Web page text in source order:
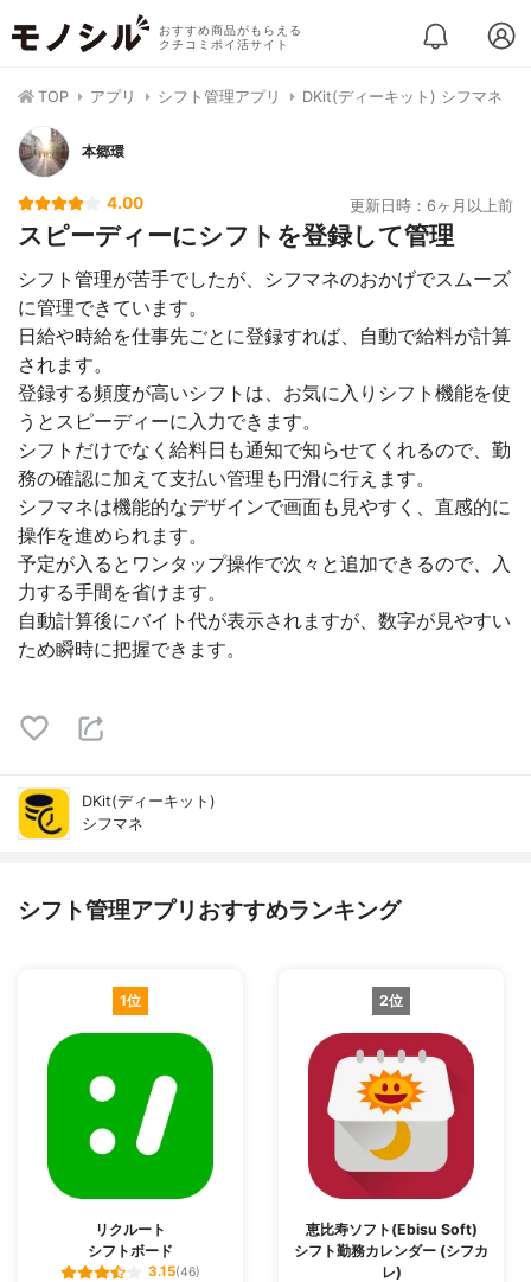
おすすめ商品がもらえる
クチコミポイ活サイト
TOP アプリ シフト管理アプリ DKit(ディーキット) シフマネ
本郷環
4.00 更新日時：6ヶ月以上前
スピーディーにシフトを登録して管理
シフト管理が苦手でしたが、シフマネのおかげでスムーズ
に管理できています。
日給や時給を仕事先ごとに登録すれば、自動で給料が計算
されます。
登録する頻度が高いシフトは、お気に入りシフト機能を使
うとスピーディーに入力できます。
シフトだけでなく給料日も通知で知らせてくれるので、勤
務の確認に加えて支払い管理も円滑に行えます。
シフマネは機能的なデザインで画面も見やすく、直感的に
操作を進められます。
予定が入るとワンタップ操作で次々と追加できるので、入
力する手間を省けます。
自動計算後にバイト代が表示されますが、数字が見やすい
ため瞬時に把握できます。
DKit(ディーキット)
シフマネ
シフト管理アプリおすすめランキング
1位
リクルート
シフトボード
3.15(46)
2位
恵比寿ソフト(Ebisu Soft)
シフト勤務カレンダー (シフカ
レ)